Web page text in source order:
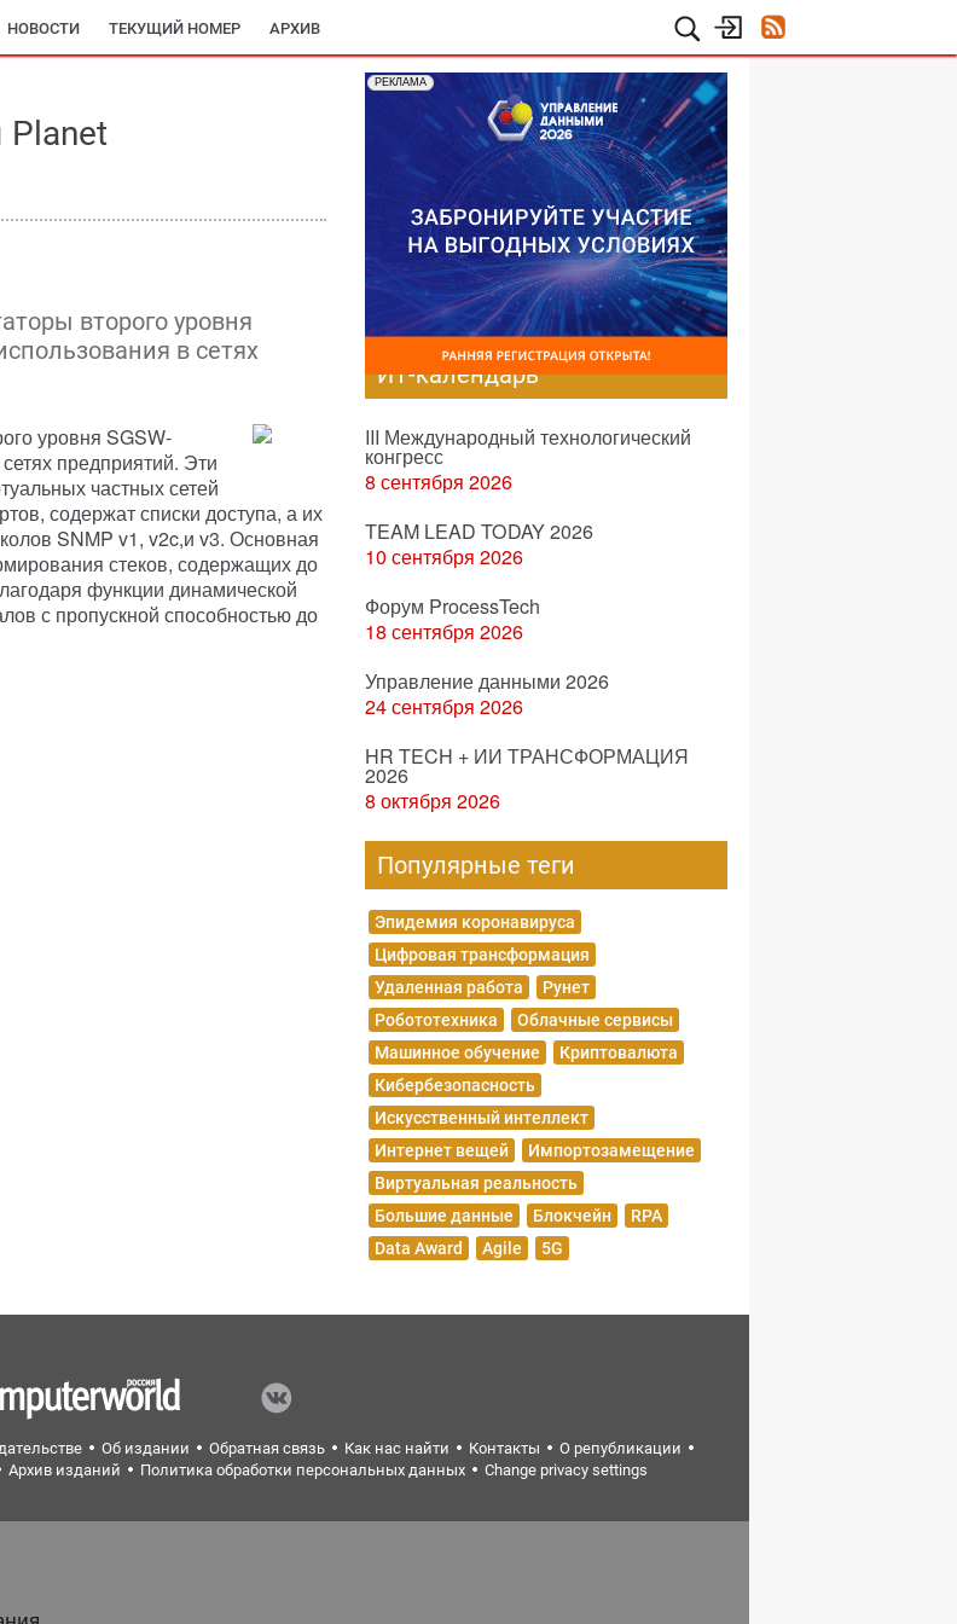
НОВОСТИ ТЕКУЩИЙ НОМЕР АРХИВ
второго уровня
в сетях
уровня SGSW-
предприятий. Эти
частных сетей
содержат списки доступа, а их
SNMP v1, v2c,и v3. Основная
стеков, содержащих до
функции динамической
с пропускной способностью до
РЕКЛАМА
ИТ-календарь
III Международный технологический
конгресс
8 сентября 2026
TEAM LEAD TODAY 2026
10 сентября 2026
Форум ProcessTech
18 сентября 2026
Управление данными 2026
24 сентября 2026
HR TECH + ИИ ТРАНСФОРМАЦИЯ
2026
8 октября 2026
Популярные теги
Эпидемия коронавируса
Цифровая трансформация
Удаленная работа
Рунет
Робототехника
Облачные сервисы
Машинное обучение
Криптовалюта
Кибербезопасность
Искусственный интеллект
Интернет вещей
Импортозамещение
Виртуальная реальность
Большие данные
Блокчейн
RPA
Data Award
Agile 5G
Об издании Обратная связь Как нас найти Контакты
О републикации
Архив изданий Политика обработки персональных данных Change privacy settings